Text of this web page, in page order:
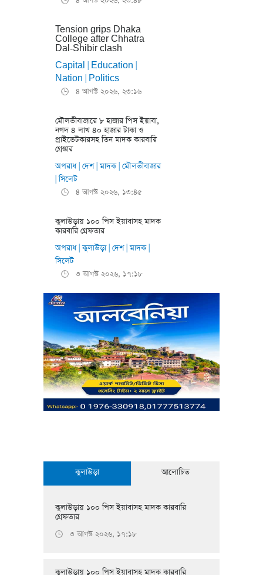
Tension grips Dhaka
College after Chhatra
Dal-Shibir clash
Capital
Education
Nation Politics
🕒 ৪ আগস্ট ২০২৬, ২৩:১৬
মৌলভীবাজারে ৮ হাজার পিস ইয়াবা,
নগদ ৪ লাখ ৪০ হাজার টাকা ও
প্রাইভেটকারসহ তিন মাদক কারবারি
গ্রেপ্তার
অপরাধ| দেশ|মাদক| মৌলভীবাজার
|সিলেট
🕒 ৪ আগস্ট ২০২৬, ১৩:৪৫
কুলাউড়ায় ১০০ পিস ইয়াবাসহ মাদক
কারবারি গ্রেফতার
অপরাধ|কুলাউড়া| দেশ|মাদক|
সিলেট
🕒 ৩ আগস্ট ২০২৬, ১৭:১৮
কুলাউড়া আলোচিত
কুলাউড়ায় ১০০ পিস ইয়াবাসহ মাদক কারবারি
গ্রেফতার
🕒 ৩ আগস্ট ২০২৬, ১৭:১৮
কুলাউড়ায় ১০০ পিস ইয়াবাসহ মাদক কারবারি